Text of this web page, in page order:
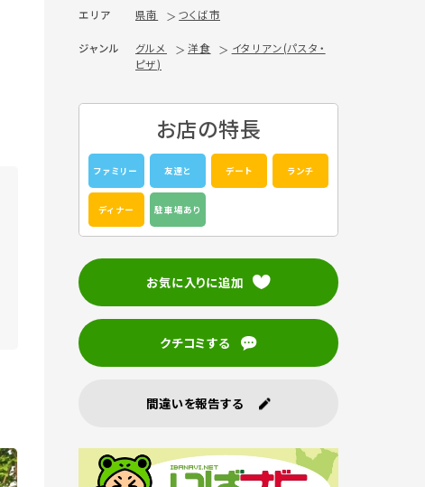
エリア 県南 つくば市
ジャンル グルメ 洋食
イタリアン(パスタ・
ピザ)
お店の特長
ファミリー 友達と デート ランチ
ディナー 駐車場あり
お気に入りに追加
クチコミする
間違いを報告する